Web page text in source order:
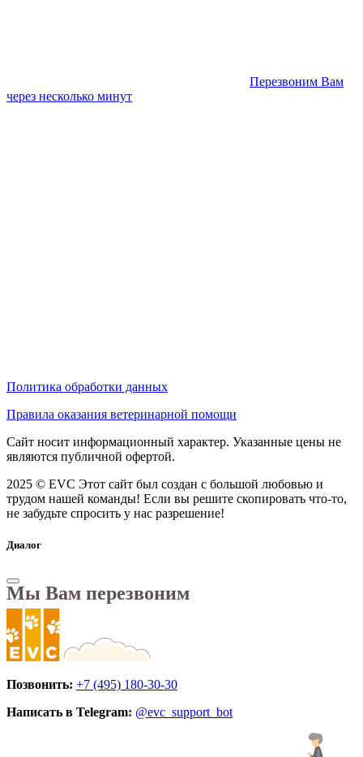
Перезвоним Вам
через несколько минут
Политика обработки данных
Правила оказания ветеринарной помощи
Сайт носит информационный характер. Указанные цены не
являются публичной офертой.
2025 © EVC Этот сайт был создан с большой любовью и
трудом нашей команды! Если вы решите скопировать что-то,
не забудьте спросить у нас разрешение!
Диалог
Мы Вам перезвоним
Позвонить: +7 (495) 180-30-30
Написать в Telegram: @evc_support_bot